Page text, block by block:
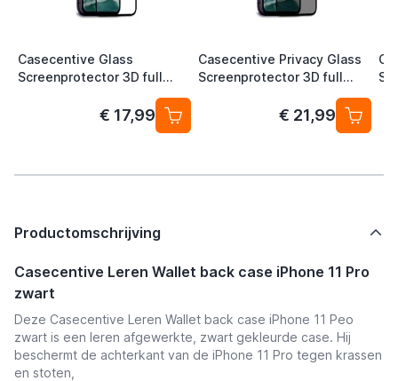
Casecentive Glass
Screenprotector 3D full
€ 17,99
Casecentive Privacy Glass
Screenprotector 3D full
€ 21,99
Productomschrijving
Casecentive Leren Wallet back case iPhone 11 Pro
zwart
Deze Casecentive Leren Wallet back case iPhone 11 Peo
zwart is een leren afgewerkte, zwart gekleurde case. Hij
beschermt de achterkant van de iPhone 11 Pro tegen krassen
en stoten,